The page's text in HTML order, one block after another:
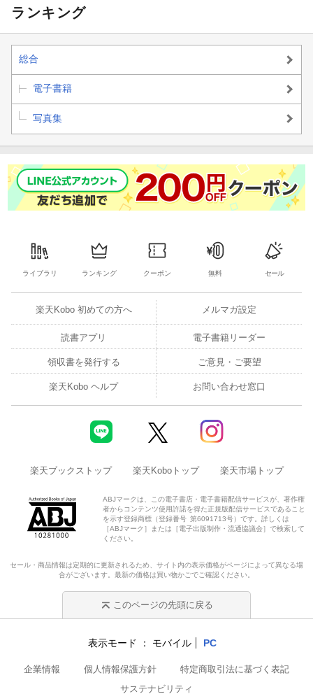
ランキング
総合
電子書籍
写真集
ライブラリ ランキング クーポン 無料 セール
楽天Kobo 初めての方へ メルマガ設定
読書アプリ 電子書籍リーダー
領収書を発行する ご意見・ご要望
楽天Kobo ヘルプ お問い合わせ窓口
楽天ブックストップ 楽天Koboトップ 楽天市場トップ
ABJマークは、この電子書店・電子書籍配信サービスが、著作権
者からコンテンツ使用許諾を得た正規版配信サービスであること
を示す登録商標（登録番号 第6091713号）です。詳しくは
［ABJマーク］または［電子出版制作・流通協議会］で検索して
ください。
セール・商品情報は定期的に更新されるため、サイト内の表示価格がページによって異なる場
合がございます。最新の価格は買い物かごでご確認ください。
このページの先頭に戻る
表示モード モバイル PC
企業情報 個人情報保護方針
特定商取引法に基づく表記
サステナビリティ